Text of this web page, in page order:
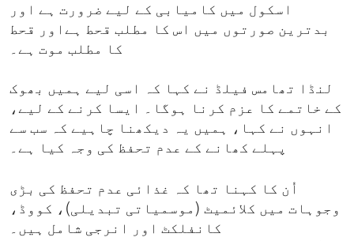
اسکول میں کامیابی کے لیے ضرورت ہے اور
بدترین صورتوں میں اس کا مطلب قحط ہےاور قحط
کا مطلب موت ہے۔
لنڈا تھامس فیلڈ نے کہا کہ اسی لیے ہمیں بھوک
کے خاتمے کا عزم کرنا ہوگا۔ ایسا کرنے کے لیے،
انہوں نے کہا، ہمیں یہ دیکھنا چاہیے کہ سب سے
پہلے کھانے کے عدم تحفظ کی وجہ کیا ہے۔
اُن کا کہنا تھا کہ غذائی عدم تحفظ کی بڑی
وجوہات میں کلائمیٹ (موسمیاتی تبدیلی)، کووڈ،
کانفلکٹ اور انرجی شامل ہیں۔